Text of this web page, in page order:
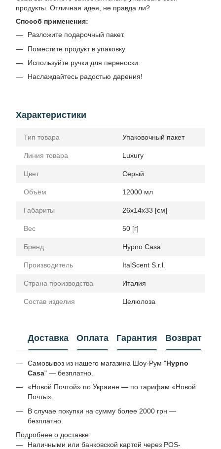
продукты. Отличная идея, не правда ли?
Способ применения:
Разложите подарочный пакет.
Поместите продукт в упаковку.
Используйте ручки для переноски.
Наслаждайтесь радостью дарения!
Характеристики
Тип товара Упаковочный пакет
Линия товара Luxury
Цвет Серый
Объём 12000 мл
Габариты 26x14x33 [см]
Вес 50 [г]
Бренд Hypno Casa
Производитель ItalScent S.r.l.
Страна производства Италия
Состав изделия Целюлоза
Доставка Оплата Гарантия Возврат
Самовывоз из нашего магазина Шоу-Рум "Hypno
Casa" — безплатно.
«Новой Почтой» по Украине — по тарифам «Новой
Почты».
В случае покупки на сумму более 2000 грн —
безплатно.
Подробнее о доставке
Наличными или банковской картой через POS-